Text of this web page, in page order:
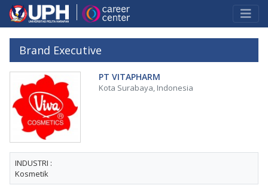
Brand Executive
PT VITAPHARM
Kota Surabaya, Indonesia
INDUSTRI :
Kosmetik